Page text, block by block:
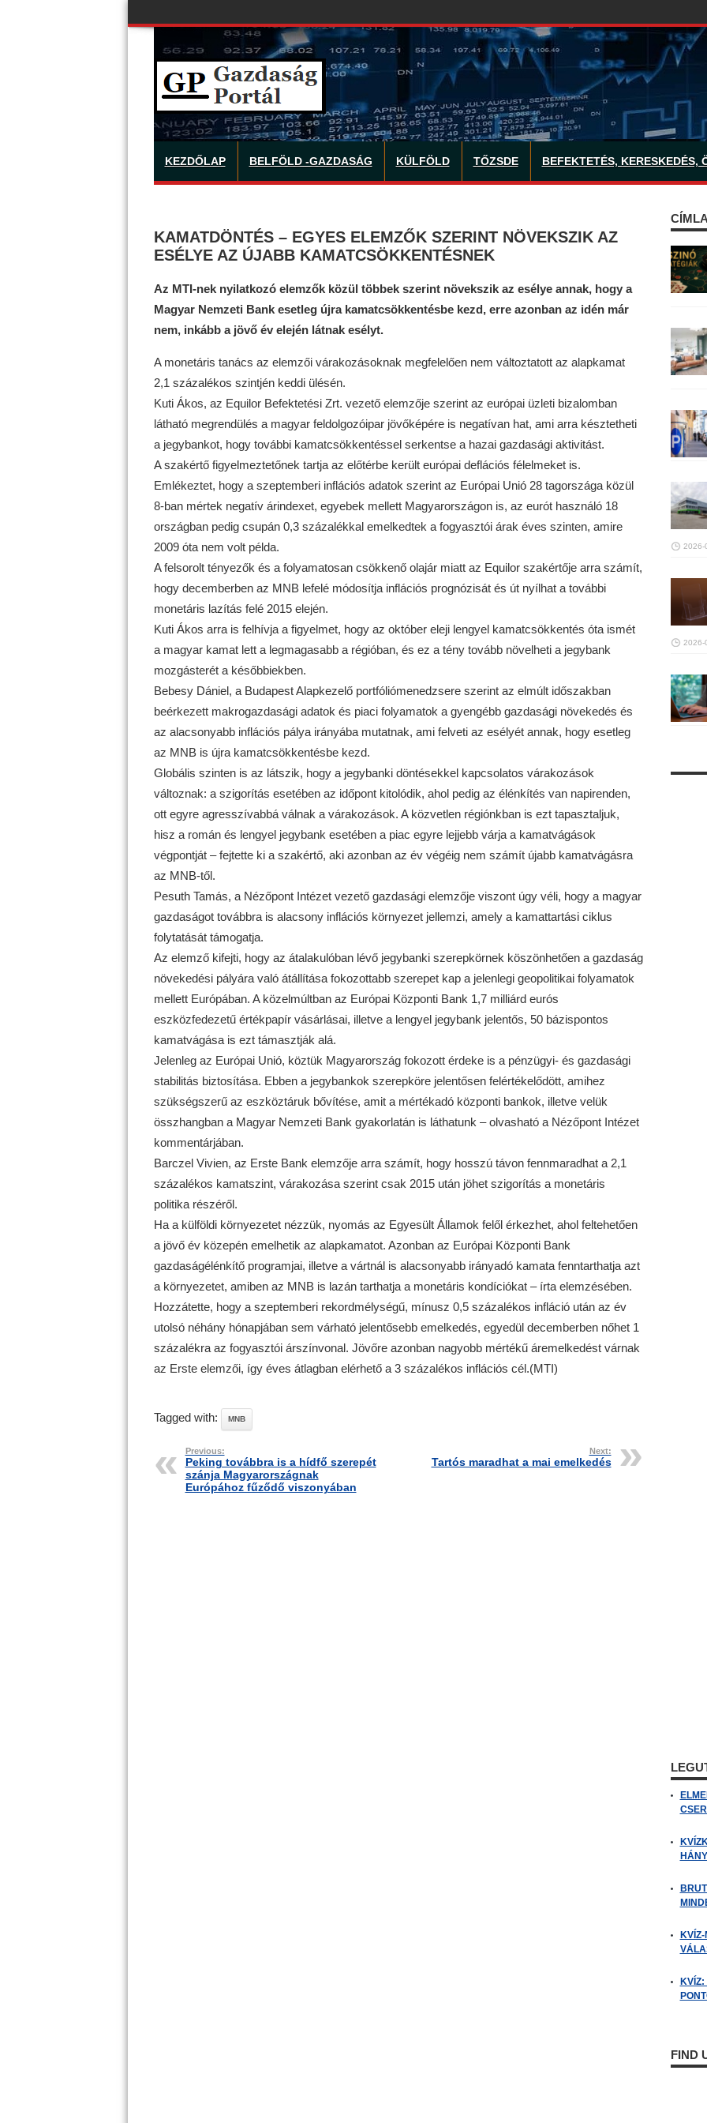
KEZDŐLAP BELFÖLD -GAZDASÁG KÜLFÖLD TŐZSDE BEFEKTETÉS, KERESKEDÉS,
KAMATDÖNTÉS – EGYES ELEMZŐK SZERINT NÖVEKSZIK AZ
ESÉLYE AZ ÚJABB KAMATCSÖKKENTÉSNEK
Az MTI-nek nyilatkozó elemzők közül többek szerint növekszik az esélye annak, hogy a
Magyar Nemzeti Bank esetleg újra kamatcsökkentésbe kezd, erre azonban az idén már
nem, inkább a jövő év elején látnak esélyt.
A monetáris tanács az elemzői várakozásoknak megfelelően nem változtatott az alapkamat
2,1 százalékos szintjén keddi ülésén.
Kuti Ákos, az Equilor Befektetési Zrt. vezető elemzője szerint az európai üzleti bizalomban
látható megrendülés a magyar feldolgozóipar jövőképére is negatívan hat, ami arra késztetheti
a jegybankot, hogy további kamatcsökkentéssel serkentse a hazai gazdasági aktivitást.
A szakértő figyelmeztetőnek tartja az előtérbe került európai deflációs félelmeket is.
Emlékeztet, hogy a szeptemberi inflációs adatok szerint az Európai Unió 28 tagországa közül
8-ban mértek negatív árindexet, egyebek mellett Magyarországon is, az eurót használó 18
országban pedig csupán 0,3 százalékkal emelkedtek a fogyasztói árak éves szinten, amire
2009 óta nem volt példa.
A felsorolt tényezők és a folyamatosan csökkenő olajár miatt az Equilor szakértője arra számít,
hogy decemberben az MNB lefelé módosítja inflációs prognózisát és út nyílhat a további
monetáris lazítás felé 2015 elején.
Kuti Ákos arra is felhívja a figyelmet, hogy az október eleji lengyel kamatcsökkentés óta ismét
a magyar kamat lett a legmagasabb a régióban, és ez a tény tovább növelheti a jegybank
mozgásterét a későbbiekben.
Bebesy Dániel, a Budapest Alapkezelő portfóliómenedzsere szerint az elmúlt időszakban
beérkezett makrogazdasági adatok és piaci folyamatok a gyengébb gazdasági növekedés és
az alacsonyabb inflációs pálya irányába mutatnak, ami felveti az esélyét annak, hogy esetleg
az MNB is újra kamatcsökkentésbe kezd.
Globális szinten is az látszik, hogy a jegybanki döntésekkel kapcsolatos várakozások
változnak: a szigorítás esetében az időpont kitolódik, ahol pedig az élénkítés van napirenden,
ott egyre agresszívabbá válnak a várakozások. A közvetlen régiónkban is ezt tapasztaljuk,
hisz a román és lengyel jegybank esetében a piac egyre lejjebb várja a kamatvágások
végpontját – fejtette ki a szakértő, aki azonban az év végéig nem számít újabb kamatvágásra
az MNB-től.
Pesuth Tamás, a Nézőpont Intézet vezető gazdasági elemzője viszont úgy véli, hogy a magyar
gazdaságot továbbra is alacsony inflációs környezet jellemzi, amely a kamattartási ciklus
folytatását támogatja.
Az elemző kifejti, hogy az átalakulóban lévő jegybanki szerepkörnek köszönhetően a gazdaság
növekedési pályára való átállítása fokozottabb szerepet kap a jelenlegi geopolitikai folyamatok
mellett Európában. A közelmúltban az Európai Központi Bank 1,7 milliárd eurós
eszközfedezetű értékpapír vásárlásai, illetve a lengyel jegybank jelentős, 50 bázispontos
kamatvágása is ezt támasztják alá.
Jelenleg az Európai Unió, köztük Magyarország fokozott érdeke is a pénzügyi- és gazdasági
stabilitás biztosítása. Ebben a jegybankok szerepköre jelentősen felértékelődött, amihez
szükségszerű az eszköztáruk bővítése, amit a mértékadó központi bankok, illetve velük
összhangban a Magyar Nemzeti Bank gyakorlatán is láthatunk – olvasható a Nézőpont Intézet
kommentárjában.
Barczel Vivien, az Erste Bank elemzője arra számít, hogy hosszú távon fennmaradhat a 2,1
százalékos kamatszint, várakozása szerint csak 2015 után jöhet szigorítás a monetáris
politika részéről.
Ha a külföldi környezetet nézzük, nyomás az Egyesült Államok felől érkezhet, ahol feltehetően
a jövő év közepén emelhetik az alapkamatot. Azonban az Európai Központi Bank
gazdaságélénkítő programjai, illetve a vártnál is alacsonyabb irányadó kamata fenntarthatja azt
a környezetet, amiben az MNB is lazán tarthatja a monetáris kondíciókat – írta elemzésében.
Hozzátette, hogy a szeptemberi rekordmélységű, mínusz 0,5 százalékos infláció után az év
utolsó néhány hónapjában sem várható jelentősebb emelkedés, egyedül decemberben nőhet 1
százalékra az fogyasztói árszínvonal. Jövőre azonban nagyobb mértékű áremelkedést várnak
az Erste elemzői, így éves átlagban elérhető a 3 százalékos inflációs cél.(MTI)
Tagged with: MNB
Previous:
Peking továbbra is a hídfő szerepét
szánja Magyarországnak
Európához fűződő viszonyában
Next:
Tartós maradhat a mai emelkedés
2026-
2026-
FIND